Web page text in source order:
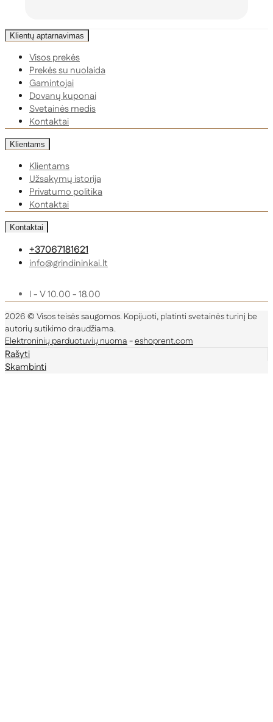
Klientų aptarnavimas
Visos prekės
Prekės su nuolaida
Gamintojai
Dovanų kuponai
Svetainės medis
Kontaktai
Klientams
Klientams
Užsakymų istorija
Privatumo politika
Kontaktai
Kontaktai
+37067181621
info@grindininkai.lt
I - V 10.00 - 18.00
2026 © Visos teisės saugomos. Kopijuoti, platinti svetainės turinį be
autorių sutikimo draudžiama.
Elektroninių parduotuvių nuoma -eshoprent.com
Rašyti
Skambinti